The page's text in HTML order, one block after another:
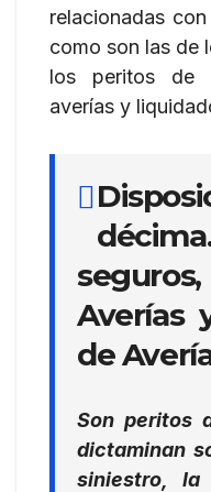
relacionadas
como son las de
los peritos de
averías y
Averías
de
Son peritos
dictaminan
siniestro, la